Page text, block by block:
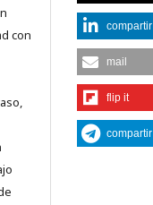
con
compartir
mail
flip it
compartir